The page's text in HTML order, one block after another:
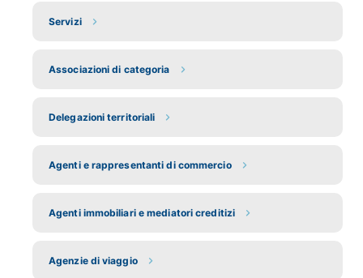
Servizi
Associazioni di categoria
Delegazioni territoriali
Agenti e rappresentanti di commercio
Agenti immobiliari e mediatori creditizi
Agenzie di viaggio